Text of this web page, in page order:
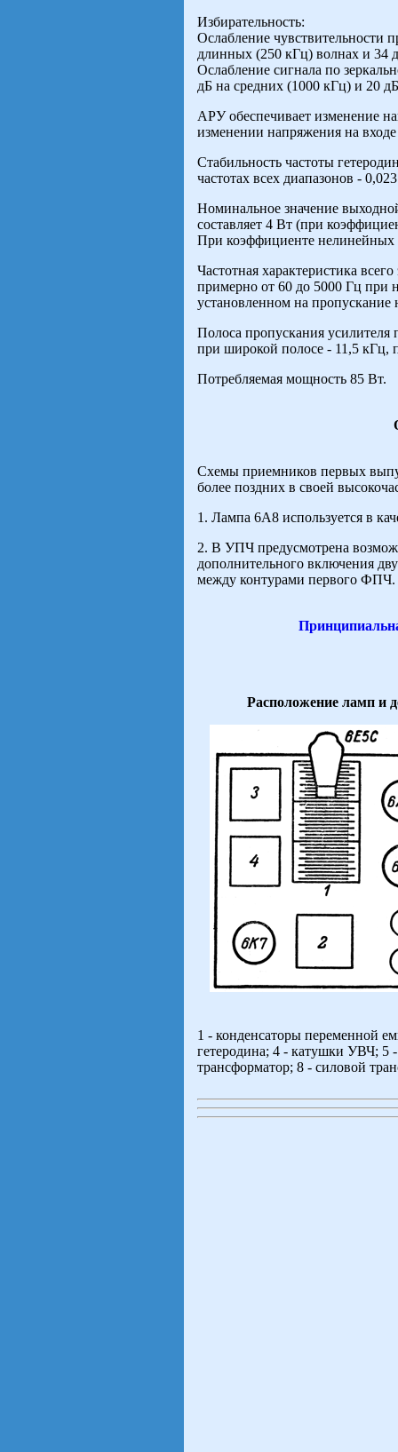
Избирательность:
Ослабление чувствительности
длинных (250 кГц) волнах и 34
Ослабление сигнала по
дБ на средних (1000 кГц) и 20
АРУ обеспечивает изменение
изменении напряжения на
Стабильность частоты
частотах всех диапазонов -
Номинальное значение
составляет 4 Вт (при
При коэффициенте нелинейных
Частотная характеристика
примерно от 60 до 5000 Гц при
установленном на
Полоса пропускания усилителя
при широкой полосе - 11,5 кГц,
Потребляемая мощность 85 Вт.
Схемы приемников первых
более поздних в своей
1. Лампа 6А8 используется в
2. В УПЧ предусмотрена
дополнительного включения
между контурами первого ФПЧ.
Расположение ламп и
1 - конденсаторы переменной
гетеродина; 4 - катушки УВЧ;
трансформатор; 8 - силовой